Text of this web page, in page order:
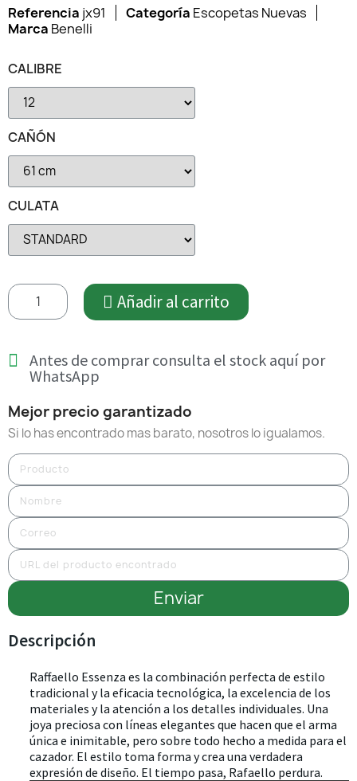
Referencia jx91 Categoría Escopetas Nuevas
Marca Benelli
CALIBRE
CAÑÓN
CULATA
Añadir al carrito
Antes de comprar consulta el stock aquí por
WhatsApp
Mejor precio garantizado
Si lo has encontrado mas barato, nosotros lo igualamos.
Enviar
Descripción
Raffaello Essenza es la combinación perfecta de estilo
tradicional y la eficacia tecnológica, la excelencia de los
materiales y la atención a los detalles individuales. Una
joya preciosa con líneas elegantes que hacen que el arma
única e inimitable, pero sobre todo hecho a medida para el
cazador. El estilo toma forma y crea una verdadera
expresión de diseño. El tiempo pasa, Rafaello perdura.